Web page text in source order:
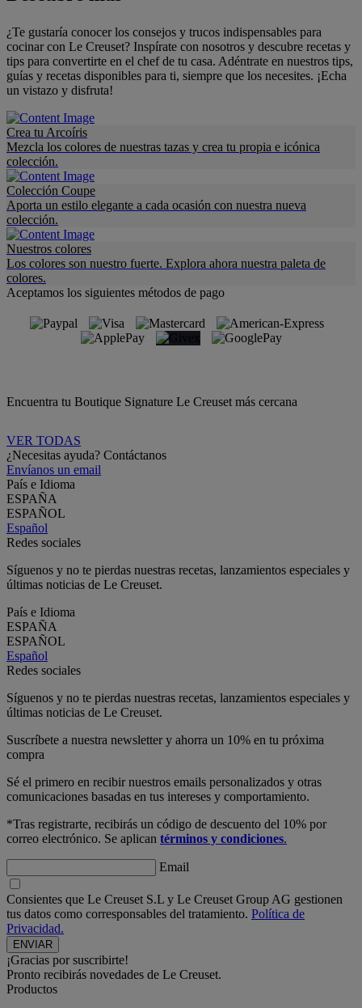
¿Te gustaría conocer los consejos y trucos indispensables para
cocinar con Le Creuset? Inspírate con nosotros y descubre recetas y
tips para convertirte en el chef de tu casa. Adéntrate en nuestros tips,
guías y recetas disponibles para ti, siempre que los necesites. ¡Echa
un vistazo y disfruta!
Crea tu Arcoíris
Mezcla los colores de nuestras tazas y crea tu propia e icónica
colección.
Colección Coupe
Aporta un estilo elegante a cada ocasión con nuestra nueva
colección.
Nuestros colores
Los colores son nuestro fuerte. Explora ahora nuestra paleta de
colores.
Aceptamos los siguientes métodos de pago
Encuentra tu Boutique Signature Le Creuset más cercana
VER TODAS
¿Necesitas ayuda? Contáctanos
Envíanos un email
País e Idioma
ESPAÑA
ESPAÑOL
Español
Redes sociales
Síguenos y no te pierdas nuestras recetas, lanzamientos especiales y
últimas noticias de Le Creuset.
País e Idioma
ESPAÑA
ESPAÑOL
Español
Redes sociales
Síguenos y no te pierdas nuestras recetas, lanzamientos especiales y
últimas noticias de Le Creuset.
Suscríbete a nuestra newsletter y ahorra un 10% en tu próxima
compra
Sé el primero en recibir nuestros emails personalizados y otras
comunicaciones basadas en tus intereses y comportamiento.
*Tras registrarte, recibirás un código de descuento del 10% por
correo electrónico. Se aplican términos y condiciones.
Email
Consientes que Le Creuset S.L y Le Creuset Group AG gestionen
tus datos como corresponsables del tratamiento. Política de
Privacidad.
¡Gracias por suscribirte!
Pronto recibirás novedades de Le Creuset.
Productos